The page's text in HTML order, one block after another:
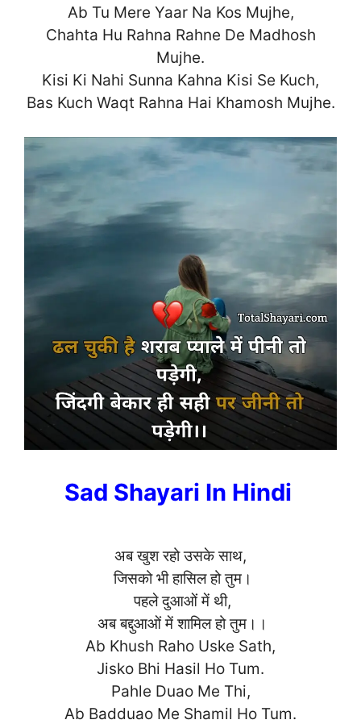
Ab Tu Mere Yaar Na Kos Mujhe,
Chahta Hu Rahna Rahne De Madhosh
Mujhe.
Kisi Ki Nahi Sunna Kahna Kisi Se Kuch,
Bas Kuch Waqt Rahna Hai Khamosh Mujhe.
Sad Shayari In Hindi
अब खुश रहो उसके साथ,
जिसको भी हासिल हो तुम।
पहले दुआओं में थी,
अब बद्दुआओं में शामिल हो तुम।।
Ab Khush Raho Uske Sath,
Jisko Bhi Hasil Ho Tum.
Pahle Duao Me Thi,
Ab Badduao Me Shamil Ho Tum.